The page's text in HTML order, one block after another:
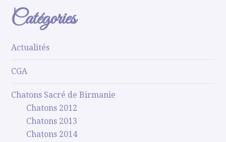
Catégories
Actualités
CGA
Chatons Sacré de Birmanie
Chatons 2012
Chatons 2013
Chatons 2014